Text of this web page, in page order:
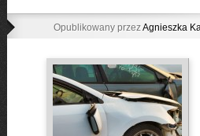
Opublikowany przezAgnieszka